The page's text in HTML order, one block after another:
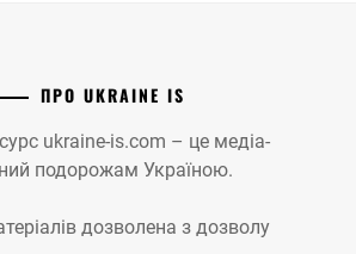
ПРО UKRAINE IS
ukraine-is.com – це медіа-
подорожам Україною.
дозволена з дозволу